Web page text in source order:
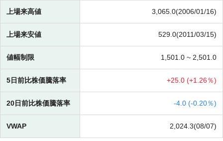
上場来高値 3,065.0(2006/01/16)
上場来安値 529.0(2011/03/15)
値幅制限 1,501.0 ~ 2,501.0
5日前比株価騰落率 +25.0 (+1.26％)
20日前比株価騰落率 -4.0 (-0.20％)
VWAP 2,024.3(08/07)